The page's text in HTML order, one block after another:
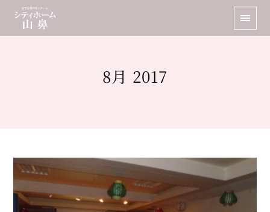
8月 2017